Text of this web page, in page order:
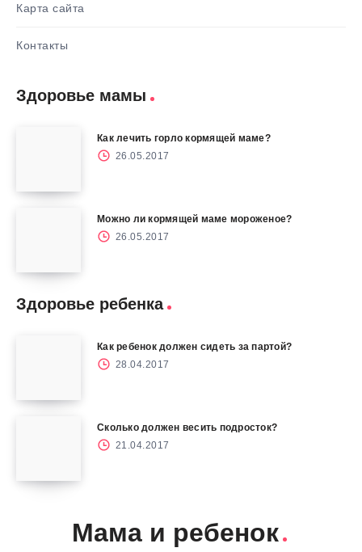
Карта сайта
Контакты
Здоровье мамы
Как лечить горло кормящей маме?
26.05.2017
Можно ли кормящей маме мороженое?
26.05.2017
Здоровье ребенка
Как ребенок должен сидеть за партой?
28.04.2017
Сколько должен весить подросток?
21.04.2017
Мама и ребенок